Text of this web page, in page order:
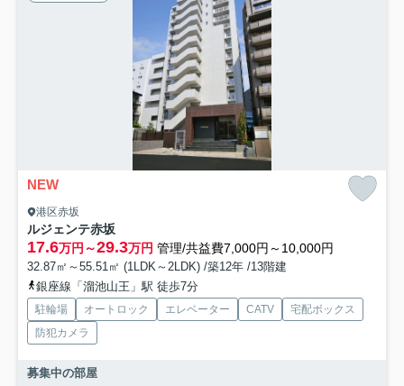
NEW
港区赤坂
ルジェンテ赤坂
17.6万円～29.3万円 管理/共益費7,000円～10,000円
32.87㎡～55.51㎡ (1LDK～2LDK) /築12年 /13階建
銀座線「溜池山王」駅 徒歩7分
駐輪場 オートロック エレベーター CATV
宅配ボックス
防犯カメラ
募集中の部屋